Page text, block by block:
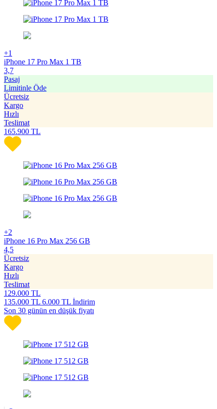
+1
iPhone 17 Pro Max 1 TB
3,7
Pasaj
Limitinle Öde
Ücretsiz
Kargo
Hızlı
Teslimat
165.900 TL
+2
iPhone 16 Pro Max 256 GB
4,5
Ücretsiz
Kargo
Hızlı
Teslimat
129.000 TL
135.000 TL 6.000 TL İndirim
Son 30 günün en düşük fiyatı